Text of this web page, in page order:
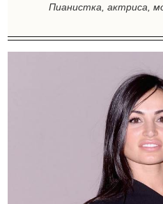
Пианистка, актриса,